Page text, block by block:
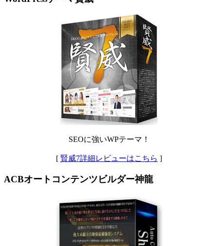
SEOに強いWPテーマ！
[ 賢威7詳細レビューはこちら ]
ACBオートコンテンツビルダー神龍